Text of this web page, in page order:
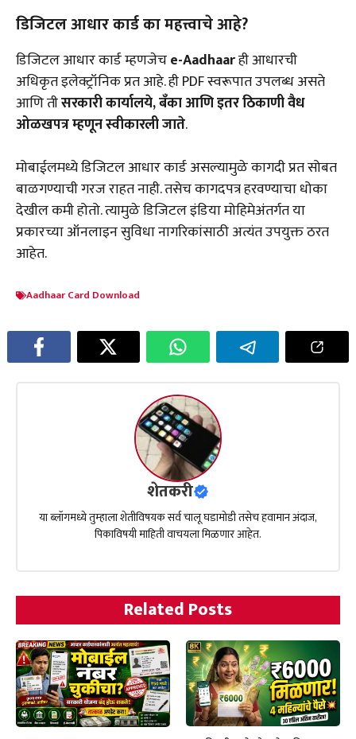
डिजिटल आधार कार्ड का महत्त्वाचे आहे?
डिजिटल आधार कार्ड म्हणजेचe-Aadhaarही आधारची
अधिकृत इलेक्ट्रॉनिक प्रत आहे. ही PDF स्वरूपात उपलब्ध असते
आणि तीसरकारी कार्यालये, बँका आणि इतर ठिकाणी वैध
ओळखपत्र म्हणून स्वीकारली जाते.
मोबाईलमध्ये डिजिटल आधार कार्ड असल्यामुळे कागदी प्रत सोबत
बाळगण्याची गरज राहत नाही. तसेच कागदपत्र हरवण्याचा धोका
देखील कमी होतो. त्यामुळे डिजिटल इंडिया मोहिमेअंतर्गत या
प्रकारच्या ऑनलाइन सुविधा नागरिकांसाठी अत्यंत उपयुक्त ठरत
आहेत.
Aadhaar Card Download
शेतकरी
या ब्लॉगमध्ये तुम्हाला शेतीविषयक सर्व चालू घडामोडी तसेच हवामान अंदाज,
पिकाविषयी माहिती वाचयला मिळणार आहेत.
Related Posts